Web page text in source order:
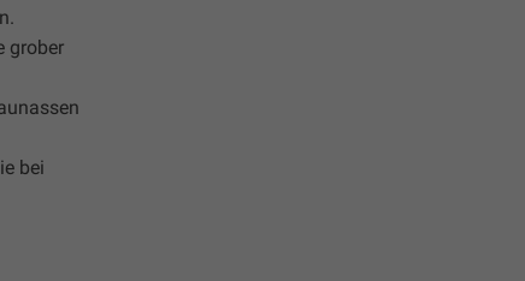
grober
bei